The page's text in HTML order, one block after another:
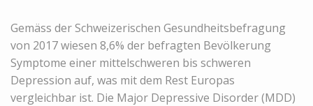
Gemäss der Schweizerischen Gesundheitsbefragung
von 2017 wiesen 8,6% der befragten Bevölkerung
Symptome einer mittelschweren bis schweren
Depression auf, was mit dem Rest Europas
vergleichbar ist. Die Major Depressive Disorder (MDD)